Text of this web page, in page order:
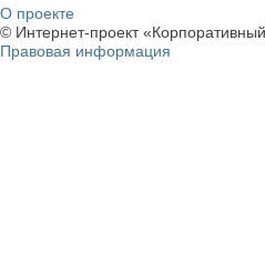
О проекте
© Интернет-проект
Правовая информация